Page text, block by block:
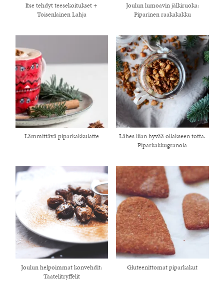
Itse tehdyt teesekoitukset +
Toisenlainen Lahja
Joulun lumoavin jälkiruoka:
Piparinen raakakakku
Lämmittävä piparkakkulatte
Lähes liian hyvää ollakseen totta:
Piparkakkugranola
Joulun helpoimmat konvehdit:
Taatelitryffelit
Gluteenittomat piparkakut